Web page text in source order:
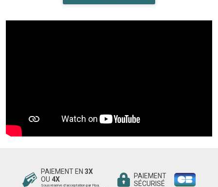
PAIEMENT EN 3X
OU 4X
Sous réserve d’acceptation par Floa.
PAIEMENT
SÉCURISÉ